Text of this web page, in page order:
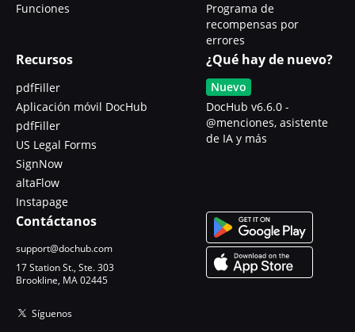
Funciones
Programa de
recompensas por
errores
Recursos
pdfFiller
Aplicación móvil DocHub
pdfFiller
US Legal Forms
SignNow
altaFlow
Instapage
¿Qué hay de nuevo?
Nuevo
DocHub v6.6.0 -
@menciones, asistente
de IA y más
Contáctanos
support@dochub.com
17 Station St., Ste. 303
Brookline, MA 02445
Síguenos